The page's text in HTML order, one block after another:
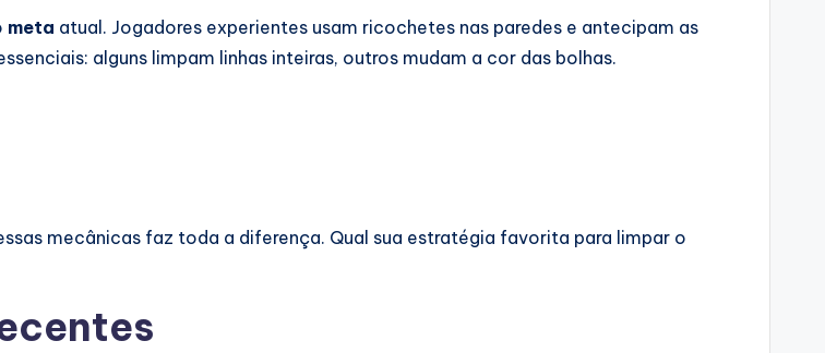
meta atual. Jogadores experientes usam ricochetes nas paredes e antecipam as
alguns limpam linhas inteiras, outros mudam a cor das bolhas.
mecânicas faz toda a diferença. Qual sua estratégia favorita para limpar o